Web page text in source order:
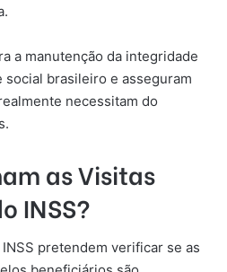
a manutenção da integridade
brasileiro e asseguram
necessitam do
as Visitas
INSS?
pretendem verificar se as